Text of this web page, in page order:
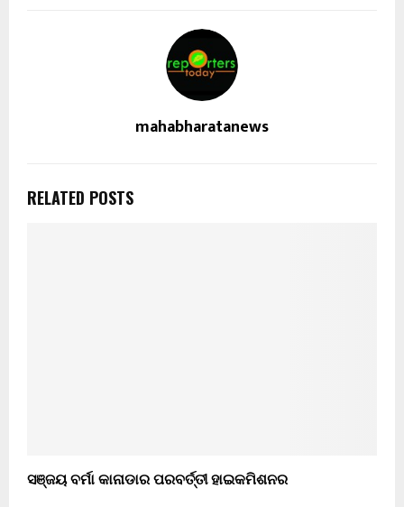
mahabharatanews
RELATED POSTS
ସଞ୍ଜୟ ବର୍ମା କାନାଡାର ପରବର୍ତ୍ତୀ ହାଇକମିଶନର